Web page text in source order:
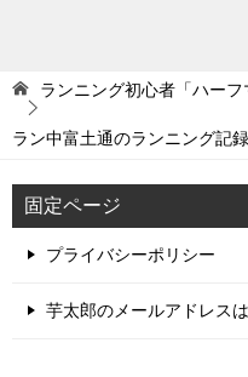
ランニング初心者「ハーフ
ラン中富土通のランニング記録
固定ページ
プライバシーポリシー
芋太郎のメールアドレスは